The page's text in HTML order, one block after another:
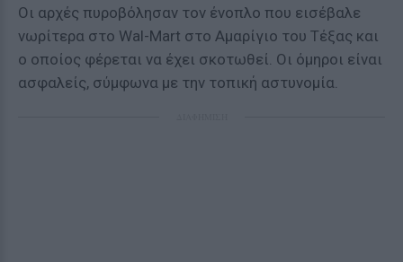
Οι αρχές πυροβόλησαν τον ένοπλο που εισέβαλε
νωρίτερα στο Wal-Mart στο Αμαρίγιο του Τέξας και
ο οποίος φέρεται να έχει σκοτωθεί. Οι όμηροι είναι
ασφαλείς, σύμφωνα με την τοπική αστυνομία.